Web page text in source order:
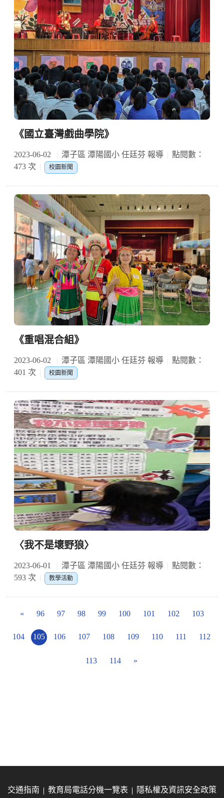
《國立臺灣戲曲學院》
2023-06-02 潭子區 潭陽國小 任廷芬 報導
點閱數：
473 次
校園新聞
《重唱混合組》
2023-06-02 潭子區 潭陽國小 任廷芬 報導
點閱數：
401 次
校園新聞
〈我不是壞野狼〉
2023-06-01 潭子區 潭陽國小 任廷芬 報導
點閱數：
593 次
教學活動
« 96 97 98 99 100 101 102 103
104 105 106 107 108 109 110 111 112
113 114 »
交通指南 教育局電話分機一覽表 隱私權及資訊安全政策